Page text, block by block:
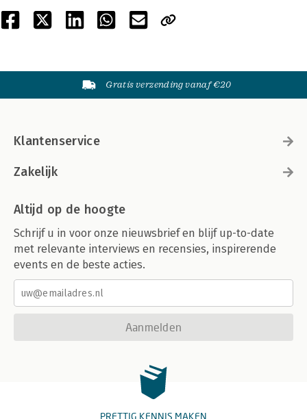
Gratis verzending vanaf €20
Klantenservice
Zakelijk
Altijd op de hoogte
Schrijf u in voor onze nieuwsbrief en blijf up-to-date
met relevante interviews en recensies, inspirerende
events en de beste acties.
Aanmelden
PRETTIG KENNIS MAKEN